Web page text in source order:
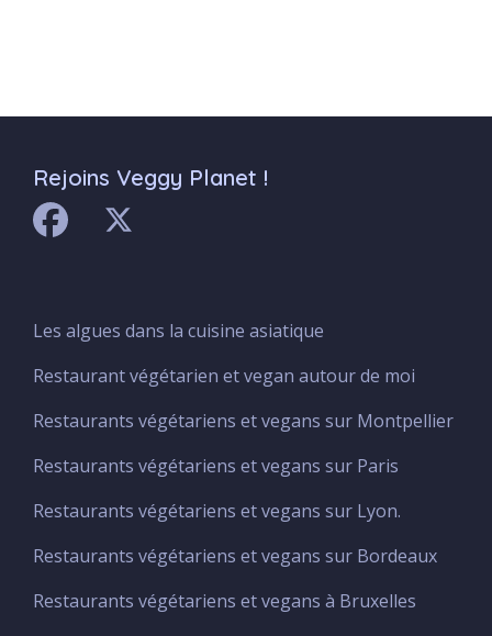
Rejoins Veggy Planet !
Menu
Footer
Les algues dans la cuisine asiatique
Restaurant végétarien et vegan autour de moi
Restaurants végétariens et vegans sur Montpellier
Restaurants végétariens et vegans sur Paris
Restaurants végétariens et vegans sur Lyon.
Restaurants végétariens et vegans sur Bordeaux
Restaurants végétariens et vegans à Bruxelles